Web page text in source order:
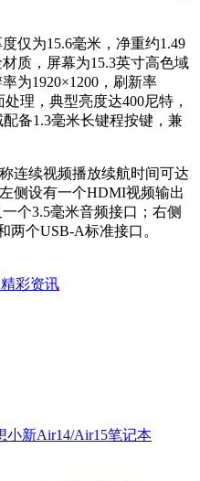
仅为15.6毫米，净重约1.49
质，屏幕为15.3英寸高色域
为1920×1200，刷新率
理，典型亮度达400尼特，
备1.3毫米长键程按键，兼
连续视频播放续航时间可达
侧设有一个HDMI视频输出
个3.5毫米音频接口；右侧
两个USB-A标准接口。
彩资讯